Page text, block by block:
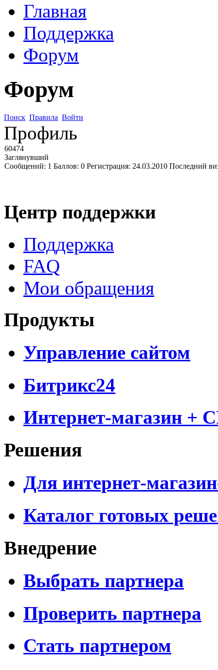
Главная
Поддержка
Форум
Форум
Поиск Правила Войти
Профиль
60474
Заглянувший
Сообщений: 1 Баллов: 0 Регистрация: 24.03.2010 Последний
Центр поддержки
Поддержка
FAQ
Мои обращения
Продукты
Управление сайтом
Битрикс24
Интернет-магазин +
Решения
Для интернет-
Каталог готовых
Внедрение
Выбрать партнера
Проверить партнера
Стать партнером